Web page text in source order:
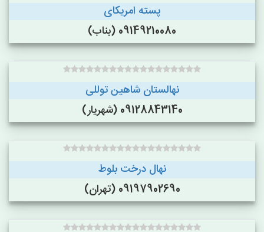
پسته امریکای
09149210080 (بناب)
نهالستان شاهین توللی
09128843140 (شهریار)
نهال درخت بلوط
09197902690 (تهران)